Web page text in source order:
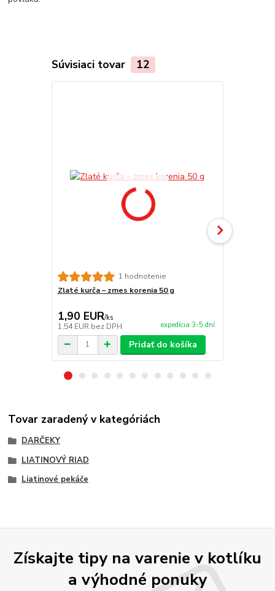
Súvisiaci tovar 12
1 hodnotenie
Zlaté kurča – zmes korenia 50 g
1,90 EUR/ks
1,54 EUR bez DPH expedícia 3-5 dní
Pridať do košíka
Tovar zaradený v kategóriách
DARČEKY
LIATINOVÝ RIAD
Liatinové pekáče
Získajte tipy na varenie v kotlíku
a výhodné ponuky